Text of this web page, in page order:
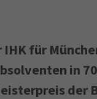
für
in
der